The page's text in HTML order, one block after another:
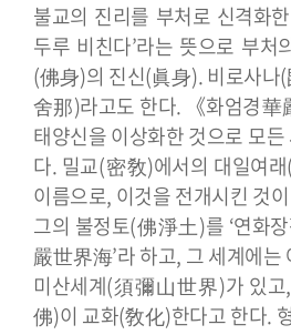
불교의 진리를 부처로 신격화
두루 비친다’라는 뜻으로 부처
(佛身)의 진신(眞身). 비로사
舍那)라고도 한다. 《화엄경
태양신을 이상화한 것으로 모
다. 밀교(密敎)에서의 대일여
이름으로, 이것을 전개시킨 것
그의 불정토(佛淨土)를 ‘연화
嚴世界海’라 하고, 그 세계에는
미산세계(須彌山世界)가 있
佛)이 교화(敎化)한다고 한다.